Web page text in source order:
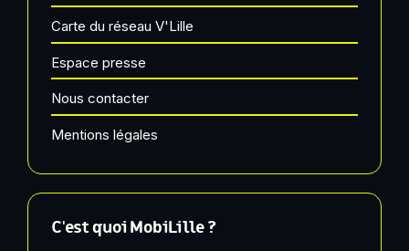
Carte du réseau V'Lille
Espace presse
Nous contacter
Mentions légales
C'est quoi MobiLille ?